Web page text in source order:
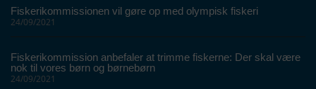
Fiskerikommissionen vil gøre op med olympisk fiskeri
24/09/2021
Fiskerikommission anbefaler at trimme fiskerne: Der skal være
nok til vores børn og børnebørn
24/09/2021